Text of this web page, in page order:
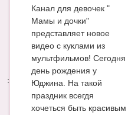
Канал для девочек "
Мамы и дочки"
представляет новое
видео с куклами из
мультфильмов! Сегодня
день рождения у
Юджина. На такой
праздник всегдя
хочеться быть красивым